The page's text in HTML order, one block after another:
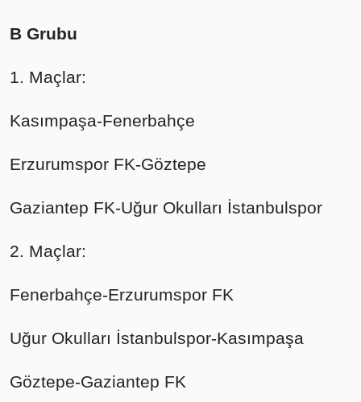
B Grubu
1. Maçlar:
Kasımpaşa-Fenerbahçe
Erzurumspor FK-Göztepe
Gaziantep FK-Uğur Okulları İstanbulspor
2. Maçlar:
Fenerbahçe-Erzurumspor FK
Uğur Okulları İstanbulspor-Kasımpaşa
Göztepe-Gaziantep FK